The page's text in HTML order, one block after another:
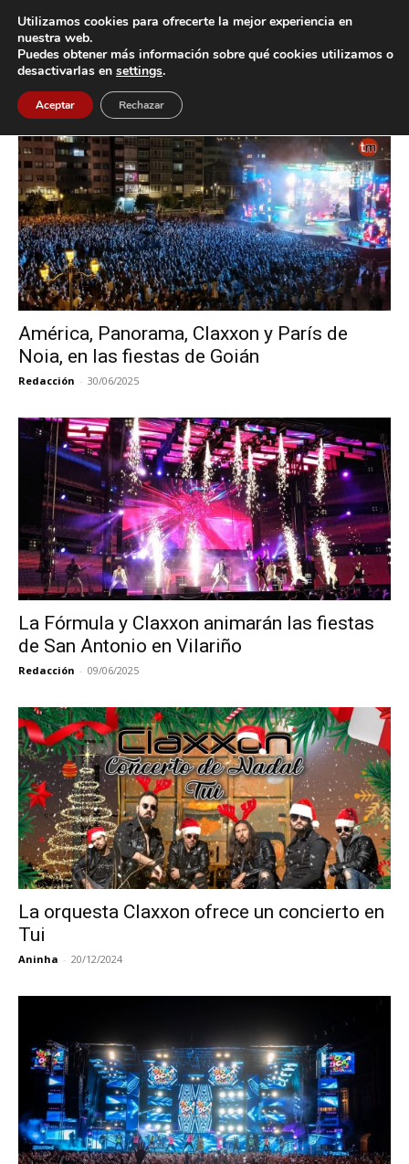
Inicio Etiquetas Claxxon
Etiqueta: Claxxon
América, Panorama, Claxxon y París de
Noia, en las fiestas de Goián
Redacción - 30/06/2025
La Fórmula y Claxxon animarán las fiestas
de San Antonio en Vilariño
Redacción - 09/06/2025
La orquesta Claxxon ofrece un concierto en
Tui
Aninha - 20/12/2024
Utilizamos cookies para ofrecerte la mejor experiencia en
nuestra web.
Puedes obtener más información sobre qué cookies utilizamos o
desactivarlas en settings.
Aceptar Rechazar